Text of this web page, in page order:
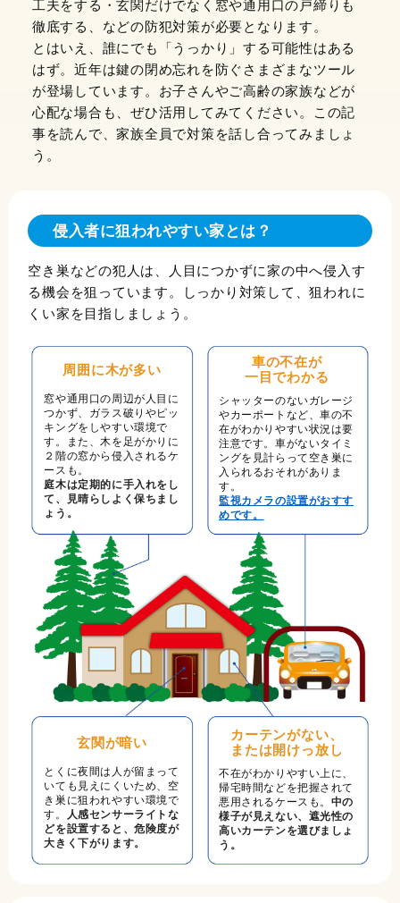
工夫をする・玄関だけでなく窓や通用口の戸締りも
徹底する、などの防犯対策が必要となります。
とはいえ、誰にでも「うっかり」する可能性はある
はず。近年は鍵の閉め忘れを防ぐさまざまなツール
が登場しています。お子さんやご高齢の家族などが
心配な場合も、ぜひ活用してみてください。この記
事を読んで、家族全員で対策を話し合ってみましょ
う。
侵入者に狙われやすい家とは？
空き巣などの犯人は、人目につかずに家の中へ侵入す
る機会を狙っています。しっかり対策して、狙われに
くい家を目指しましょう。
周囲に木が多い
窓や通用口の周辺が人目に
つかず、ガラス破りやピッ
キングをしやすい環境で
す。また、木を足がかりに
２階の窓から侵入されるケ
ースも。
庭木は定期的に手入れをし
て、見晴らしよく保ちまし
ょう。
車の不在が
一目でわかる
シャッターのないガレージ
やカーポートなど、車の不
在がわかりやすい状況は要
注意です。車がないタイミ
ングを見計らって空き巣に
入られるおそれがありま
す。
監視カメラの設置がおすす
めです。
玄関が暗い
とくに夜間は人が留まって
いても見えにくいため、空
き巣に狙われやすい環境で
す。
人感センサーライトな
どを設置すると、危険度が
大きく下がります。
カーテンがない、
または開けっ放し
不在がわかりやすい上に、
帰宅時間などを把握されて
悪用されるケースも。 中の
様子が見えない、遮光性の
高いカーテンを選びましょ
う。